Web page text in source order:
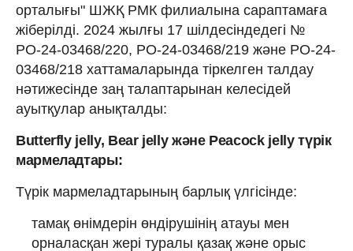
орталығы" ШЖҚ РМК филиалына сараптамаға
жіберілді. 2024 жылғы 17 шілдесіндедегі №
РО-24-03468/220, РО-24-03468/219 және РО-24-
03468/218 хаттамаларында тіркелген талдау
нәтижесінде заң талаптарынан келесідей
ауытқулар анықталды:
Butterfly jelly, Bear jelly және Peacock jelly түрік
мармеладтары:
Түрік мармеладтарының барлық үлгісінде:
тамақ өнімдерін өндірушінің атауы мен
орналасқан жері туралы қазақ және орыс